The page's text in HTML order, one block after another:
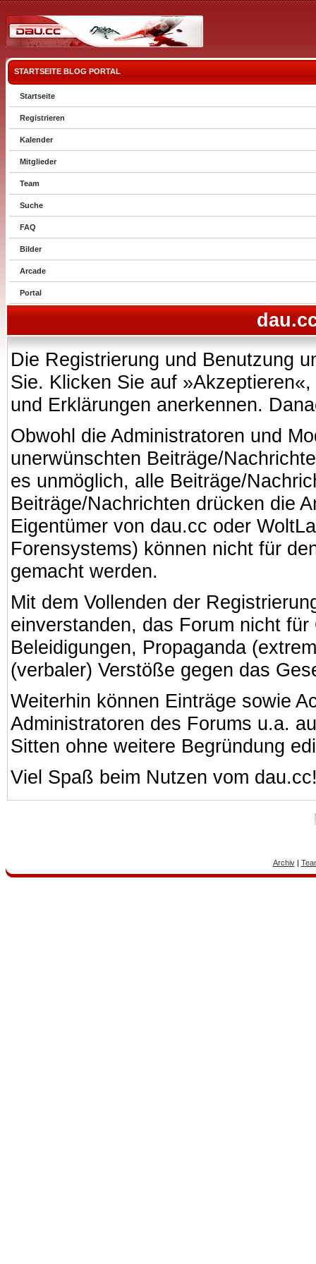
STARTSEITE BLOG PORTAL
Startseite
Registrieren
Kalender
Mitglieder
Team
Suche
FAQ
Bilder
Arcade
Portal
Die Registrierung und Benutzung
Sie. Klicken Sie auf
und Erklärungen anerkennen.
Obwohl die Administratoren und
unerwünschten Beiträge/
es unmöglich, alle Beiträge/
Beiträge/Nachrichten drücken die
Eigentümer von dau.cc oder
Forensystems) können nicht für
gemacht werden.
Mit dem Vollenden der
einverstanden, das Forum nicht
Beleidigungen, Propaganda
(verbaler) Verstöße gegen das
Weiterhin können Einträge sowie
Administratoren des Forums u.a.
Sitten ohne weitere Begründung
Viel Spaß beim Nutzen vom
Archiv|